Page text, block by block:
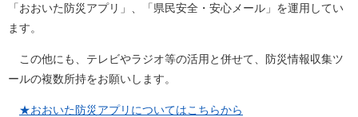
「おおいた防災アプリ」、「県民安全・安心メール」を運用してい
ます。
この他にも、テレビやラジオ等の活用と併せて、防災情報収集ツ
ールの複数所持をお願いします。
★おおいた防災アプリについてはこちらから